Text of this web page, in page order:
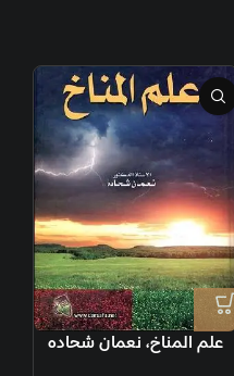
علم المناخ، نعمان شحاده